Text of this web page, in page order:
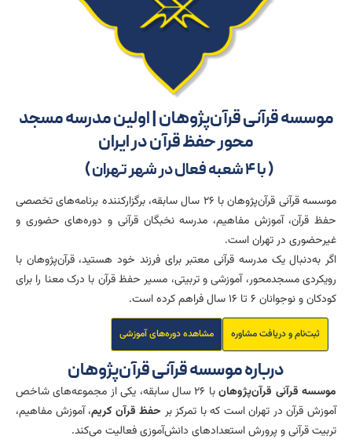
موسسه قرآنی قرآن‌پژوهان | اولین مدرسه مسجد
محور حفظ قرآن در ایران
( با 4 شعبه فعال در شهر تهران​ )
موسسه قرآنی قرآن‌پژوهان با ۲۶ سال سابقه، برگزارکننده برنامه‌های تخصصی
حفظ قرآن، آموزش مفاهیم، مدرسه نخبگان قرآنی و دوره‌های حضوری و
غیرحضوری در تهران است.
اگر به‌دنبال یک مدرسه قرآنی معتبر برای فرزند خود هستید، قرآن‌پژوهان با
رویکردی مسجد‌محور، آموزشی و تربیتی، مسیر حفظ قرآن با درک معنا را برای
کودکان و نوجوانان ۶ تا ۱۶ سال فراهم کرده است.
ثبت‌نام و دریافت مشاوره مشاهده دوره‌های آموزشی
درباره موسسه قرآنی قرآن‌پژوهان
موسسه قرآنی قرآن‌پژوهان
با ۲۶ سال سابقه، یکی از مجموعه‌های شاخص
آموزش قرآن در تهران است که با تمرکز بر حفظ قرآن کریم، آموزش مفاهیم،
تربیت قرآنی و پرورش استعدادهای دانش‌آموزی فعالیت می‌کند.